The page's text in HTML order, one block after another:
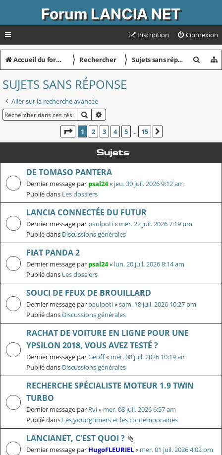
Forum LANCIA NET
Connexion
Inscription
Accueil du forum 〉 Rechercher 〉 Sujets sans réponse
c
SUJETS SANS RÉPONSE
Aller sur la recherche avancée
RECHERCHER
PAGE
1SUR 15
1 2 3 4 5 … 15
Sujets
DE TOMASO PANTERA
Dernier message par psal24« jeu. 30 juil. 2026 9:12 am
Publié dans Les dossiers
LANCIA CONNECTÉE DU FUTUR
Dernier message par paulpoti« mer. 22 juil. 2026 7:19 pm
Publié dans Discussions générales
FIAT PANDA 2
Dernier message par psal24« lun. 20 juil. 2026 8:14 am
Publié dans Les dossiers
SOUCI DE FEUX DE BROUILLARD
Dernier message par paulpoti«sam. 18 juil. 2026 10:27 pm
Publié dans Discussions générales
RACHAT DE VOITURE EN LIGNE POUR UNE
YPSILON 2018, VOUS AVEZ TESTÉ ?
Dernier message parGeoff« mer. 08 juil. 2026 10:19 am
Publié dans Discussions générales
RECHERCHE SPÉCIALISTE MOTEUR 1.9 TWIN
TURBO
Dernier message par Rvi« mer. 08 juil. 2026 6:57 am
Publié dans Les youngtimers et les contemporaines
LANCIANET, C'EST QUOI ?
Dernier message par HugoFLEURIEL« mer. 01 juil. 2026 4:02 pm